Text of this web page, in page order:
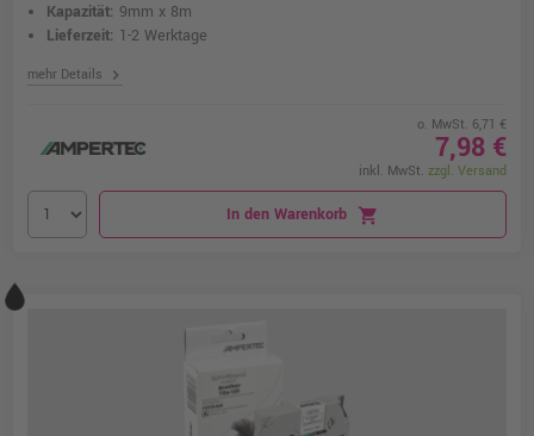
Kapazität: 9mm x 8m
Lieferzeit: 1-2 Werktage
mehr Details chevron_right
o. MwSt. 6,71 €
7,98 €
inkl. MwSt. zzgl. Versand
In den Warenkorb shopping_cart